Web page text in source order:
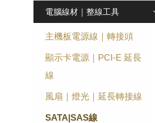
電腦線材｜整線工具
主機板電源線｜轉接頭
顯示卡電源｜PCI-E 延長
線
風扇｜燈光｜延長轉接線
SATA|SAS線